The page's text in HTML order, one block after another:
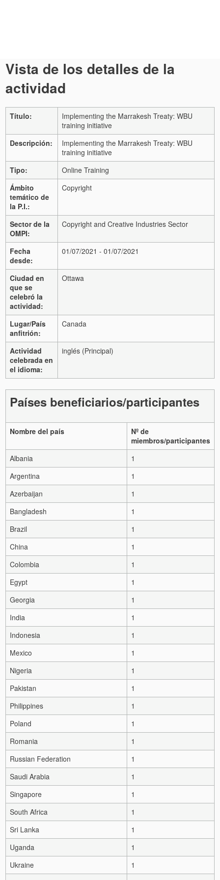
Vista de los detalles de la
actividad
Título:
Implementing the Marrakesh Treaty: WBU
training initiative
Descripción:
Implementing the Marrakesh Treaty: WBU
training initiative
Tipo:
Online Training
Ámbito
temático de
la P.I.:
Copyright
Sector de la
OMPI:
Copyright and Creative Industries Sector
Fecha
desde:
01/07/2021 - 01/07/2021
Ciudad en
que se
celebró la
actividad:
Ottawa
Lugar/País
anfitrión:
Canada
Actividad
celebrada en
el idioma:
inglés (Principal)
Países beneficiarios/participantes
Nombre del país
Nº de
miembros/participantes
Albania
1
Argentina
1
Azerbaijan
1
Bangladesh
1
Brazil
1
China
1
Colombia
1
Egypt
1
Georgia
1
India
1
Indonesia
1
Mexico
1
Nigeria
1
Pakistan
1
Philippines
1
Poland
1
Romania
1
Russian Federation
1
Saudi Arabia
1
Singapore
1
South Africa
1
Sri Lanka
1
Uganda
1
Ukraine
1